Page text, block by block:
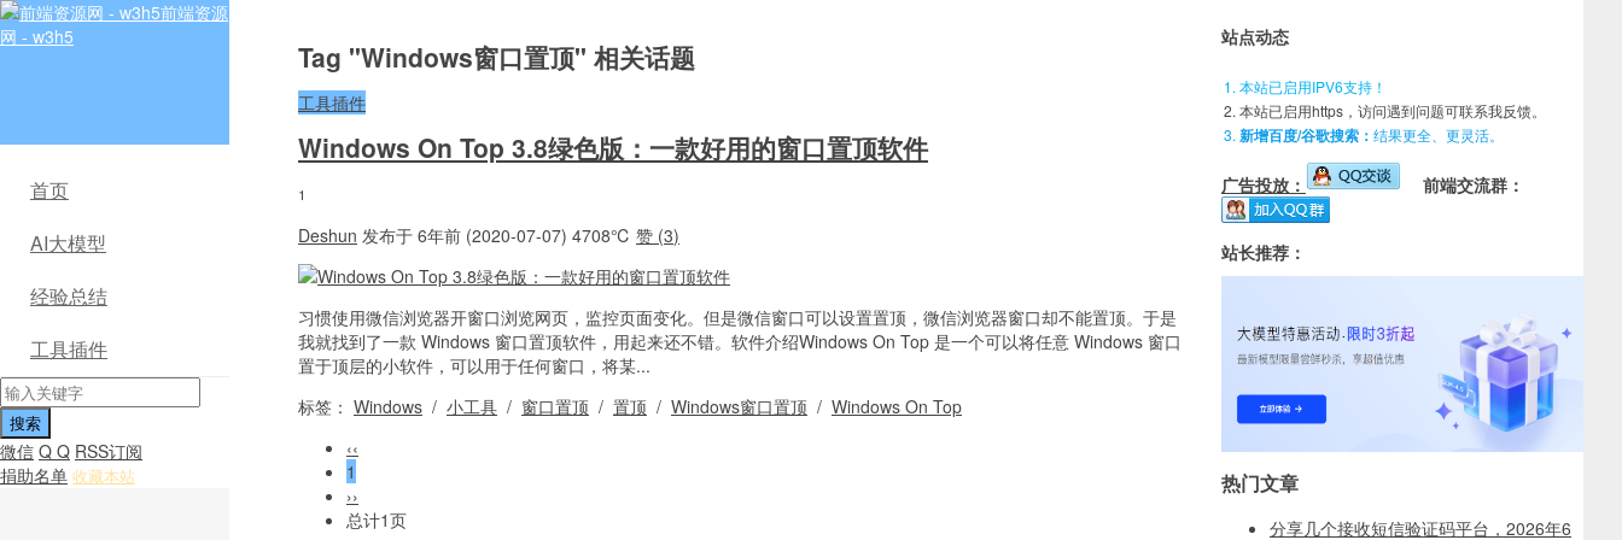
前端资源
网 - w3h5
首页
AI大模型
经验总结
工具插件
微信 Q Q RSS订阅
捐助名单 收藏本站
Tag "Windows窗口置顶" 相关话题
工具插件
Windows On Top 3.8绿色版：一款好用的窗口置顶软件
1
Deshun 发布于 6年前 (2020-07-07) 4708℃ 赞 (3)
习惯使用微信浏览器开窗口浏览网页，监控页面变化。但是微信窗口可以设置置顶，微信浏览器窗口却不能置顶。于是
我就找到了一款 Windows 窗口置顶软件，用起来还不错。软件介绍Windows On Top 是一个可以将任意 Windows 窗口
置于顶层的小软件，可以用于任何窗口，将某...
标签： Windows / 小工具 / 窗口置顶 / 置顶 / Windows窗口置顶 / Windows On Top
‹‹
1
››
总计1页
站点动态
本站已启用IPV6支持！
本站已启用https，访问遇到问题可联系我反馈。
新增百度/谷歌搜索： 结果更全、更灵活。
广告投放： 前端交流群：
站长推荐：
热门文章
分享几个接收短信验证码平台，2026年6